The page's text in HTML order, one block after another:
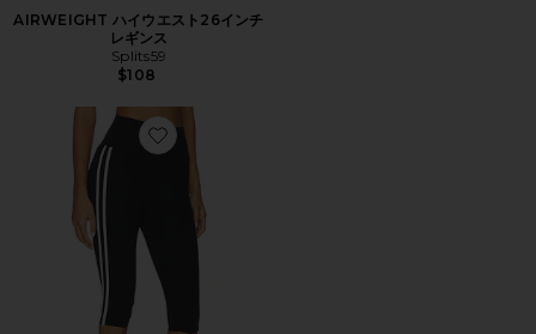
AIRWEIGHT ハイウエスト26インチ
レギンス
Splits59
$108
Favorite AIRWEIGHT レギンス